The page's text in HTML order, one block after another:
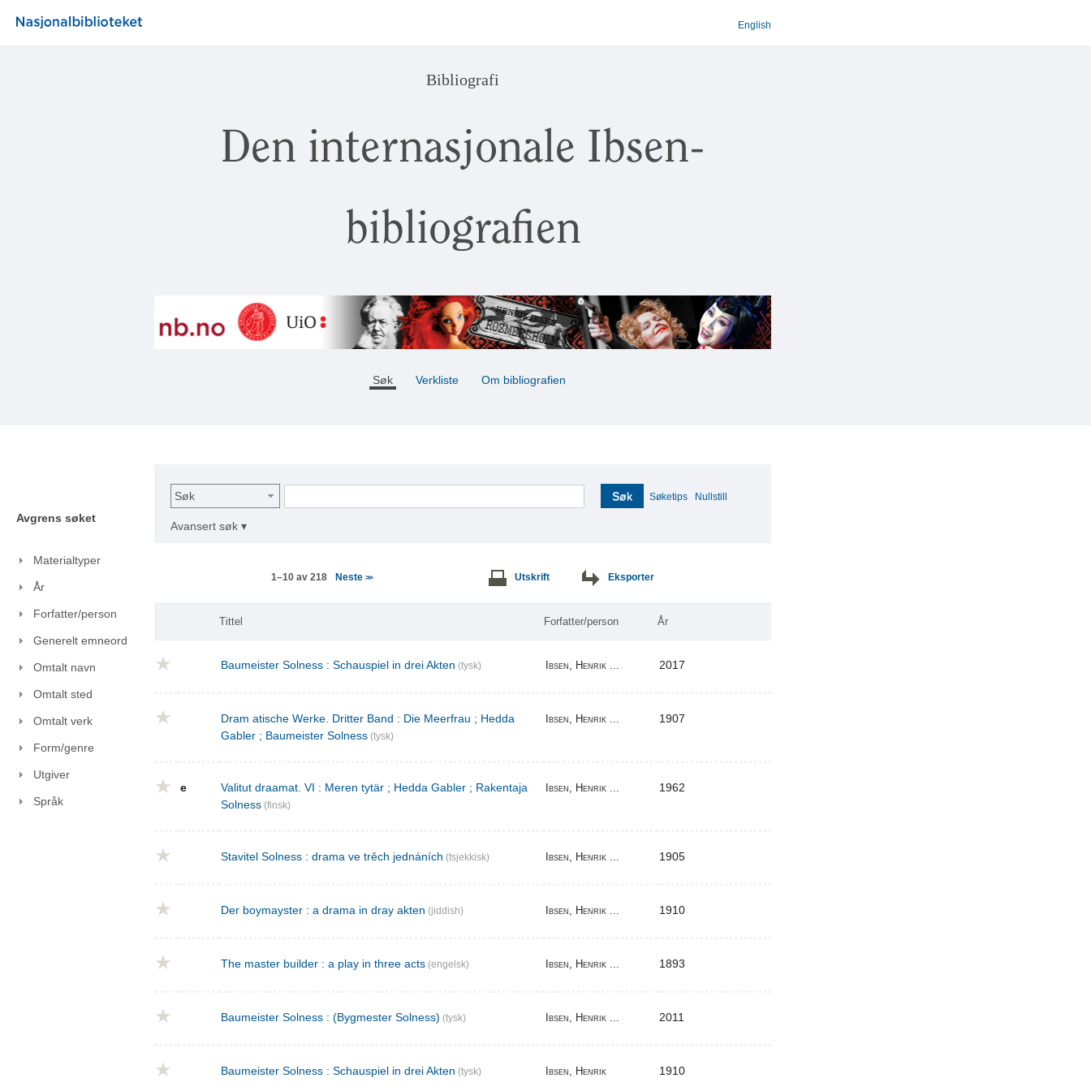
English
Bibliografi
Den internasjonale Ibsen-
bibliografien
Søk Verkliste Om bibliografien
Avgrens søket
Materialtyper
År
Forfatter/person
Generelt emneord
Omtalt navn
Omtalt sted
Omtalt verk
Form/genre
Utgiver
Språk
Søk Søk Søketips Nullstill
Avansert søk ▾
1–10 av 218 Neste >> Utskrift Eksporter
Tittel Forfatter/person År
Baumeister Solness : Schauspiel in drei Akten (tysk) Ibsen, Henrik ... 2017
Dram atische Werke. Dritter Band : Die Meerfrau ; Hedda
Gabler ; Baumeister Solness (tysk)
Ibsen, Henrik ... 1907
e
Valitut draamat. VI : Meren tytär ; Hedda Gabler ; Rakentaja
Solness (finsk)
Ibsen, Henrik ... 1962
Stavitel Solness : drama ve trěch jednáních (tsjekkisk) Ibsen, Henrik ... 1905
Der boymayster : a drama in dray akten (jiddish) Ibsen, Henrik ... 1910
The master builder : a play in three acts (engelsk) Ibsen, Henrik ... 1893
Baumeister Solness : (Bygmester Solness) (tysk) Ibsen, Henrik ... 2011
Baumeister Solness : Schauspiel in drei Akten (tysk) Ibsen, Henrik 1910